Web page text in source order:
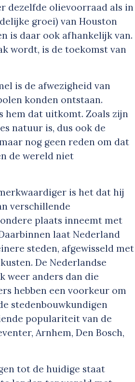
dezelfde olievoorraad als in
groei) van Houston
is daar ook afhankelijk van.
wordt, is de toekomst van
is de afwezigheid van
konden ontstaan.
hem dat uitkomt. Zoals zijn
natuur is, dus ook de
nog geen reden om dat
de wereld niet
is het dat hij
verschillende
plaats inneemt met
laat Nederland
steden, afgewisseld met
De Nederlandse
weer anders dan die
hebben een voorkeur om
stedenbouwkundigen
populariteit van de
Arnhem, Den Bosch,
tot de huidige staat